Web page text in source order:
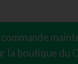
commande
la boutique du